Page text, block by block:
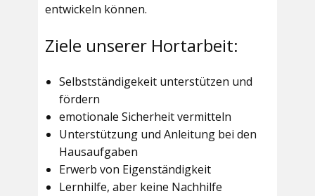
entwickeln können.
Ziele unserer Hortarbeit:
Selbstständigekeit unterstützen und
fördern
emotionale Sicherheit vermitteln
Unterstützung und Anleitung bei den
Hausaufgaben
Erwerb von Eigenständigkeit
Lernhilfe, aber keine Nachhilfe